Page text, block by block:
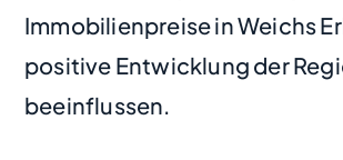
Immobilienpreise in Weichs
positive Entwicklung der
beeinflussen.